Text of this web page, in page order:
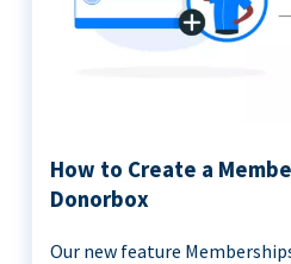
How to Create a
Donorbox
Our new feature